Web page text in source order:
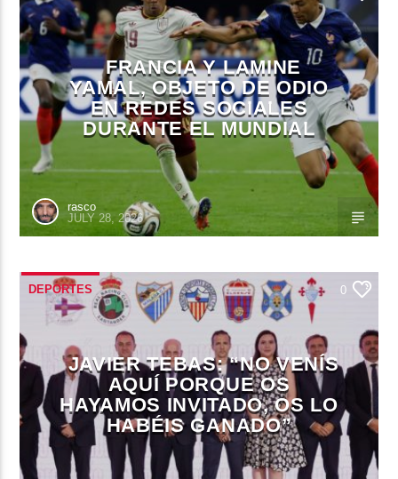
FRANCIA Y LAMINE
YAMAL, OBJETO DE ODIO
EN REDES SOCIALES
DURANTE EL MUNDIAL
rasco
JULY 28, 2026
DEPORTES 0
JAVIER TEBAS: “NO VENÍS
AQUÍ PORQUE OS
HAYAMOS INVITADO, OS LO
HABÉIS GANADO”